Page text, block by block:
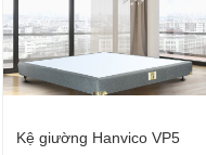
Kệ giường Hanvico VP5